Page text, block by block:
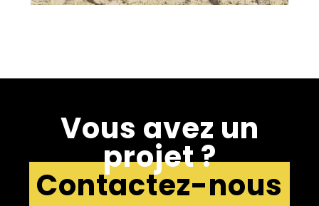
Vous avez un
projet ?
Contactez-nous